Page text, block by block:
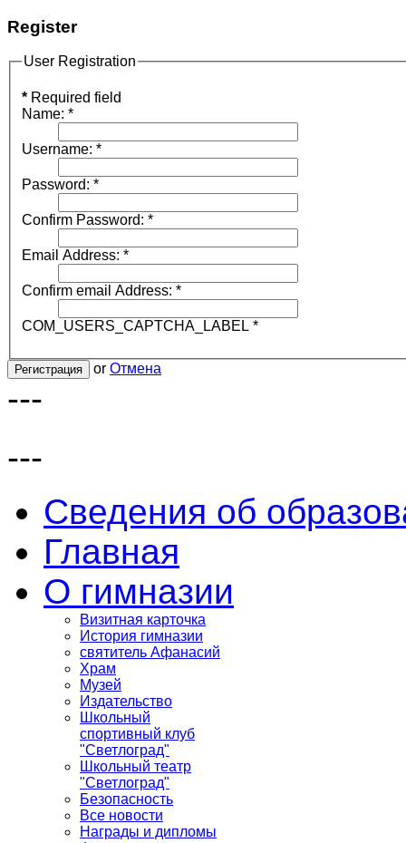
Register
User Registration
* Required field
Name: *
Username: *
Password: *
Confirm Password: *
Email Address: *
Confirm email Address: *
COM_USERS_CAPTCHA_LABEL *
Регистрация or Отмена
---
---
Сведения об
Главная
О гимназии
Визитная карточка
История гимназии
святитель Афанасий
Храм
Музей
Издательство
Школьный
спортивный клуб
"Светлоград"
Школьный театр
"Светлоград"
Безопасность
Все новости
Награды и дипломы